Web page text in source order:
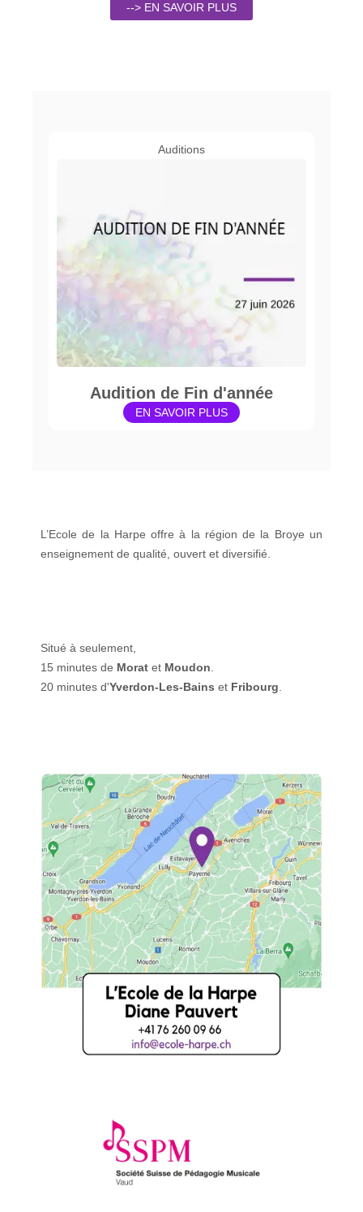
--> EN SAVOIR PLUS
Auditions
Audition de Fin d'année
EN SAVOIR PLUS
L’Ecole de la Harpe offre à la région de la Broye un
enseignement de qualité, ouvert et diversifié.
Situé à seulement,
15 minutes de Morat et Moudon
20 minutes d'Yverdon-Les-Bains et Fribourg